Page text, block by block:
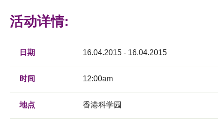
活动详情:
日期 16.04.2015 - 16.04.2015
时间 12:00am
地点 香港科学园